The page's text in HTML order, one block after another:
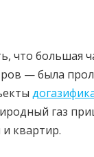
что большая
— была
газ
квартир.